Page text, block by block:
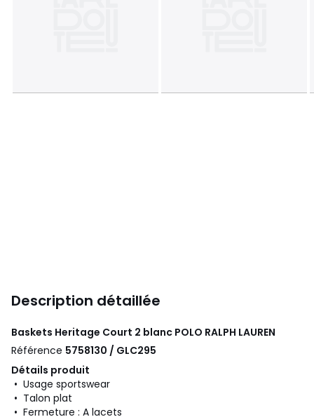
Description détaillée
Baskets Heritage Court 2 blanc POLO RALPH LAUREN
Référence 5758130 / GLC295
Détails produit
• Usage sportswear
• Talon plat
• Fermeture : A lacets